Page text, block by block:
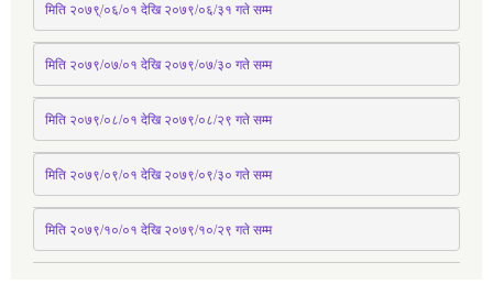
मिति २०७९्/०६/०१ देखि २०७९/०६/३१ गते सम्म
मिति २०७९/०७/०१ देखि २०७९/०७/३० गते सम्म
मिति २०७९/०८/०१ देखि २०७९/०८/२९ गते सम्म
मिति २०७९/०९/०१ देखि २०७९/०९/३० गते सम्म
मिति २०७९/१०/०१ देखि २०७९/१०/२९ गते सम्म